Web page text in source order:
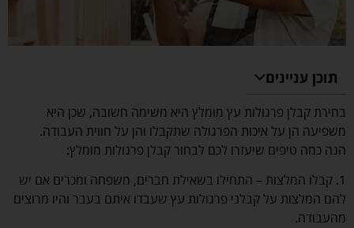
תוכן עניינים
בחירת קבלן פרגולות עץ מומלץ היא משימה חשובה, שכן היא
משפיעה הן על איכות הפרגולה שתקבלו והן על חווית העבודה.
הנה כמה טיפים שיעזרו לכם לבחור קבלן פרגולות מומלץ:
1. קבלו המלצות – התחילו בשאילת חברים, משפחה ומכרים אם יש
להם המלצות על קבלני פרגולות עץ שעבדו איתם בעבר והיו מרוצים
מהעבודה.